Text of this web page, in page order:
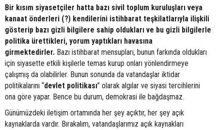
Bir kısım siyasetçiler hatta bazı sivil toplum kuruluşları veya
kanaat önderleri (?) kendilerini istihbarat teşkilatlarıyla ilişkili
gösterip bazı gizli bilgilere sahip oldukları ve bu gizli bilgilerle
politika ürettikleri, yorum yaptıkları havasına
girmektedirler. Bazı istihbarat mensupları, bunun farkında oldukları
için siyasette etkili kişilerle temas kurup onları yönlendirmeye
çalışmış da olabilirler. Bunun sonunda da vatandaşlar iktidar
politikalarını “devlet politikası” olarak algılar ve siyasi tercihlerini
ona göre yapar. Bence bu durum, demokrasi ile bağdaşmaz.
Günümüzdeki iletişim ortamında her şey açıktır, her şey açık
kaynaklarda vardır. Bırakalım, vatandaşlarımız açık kaynakları